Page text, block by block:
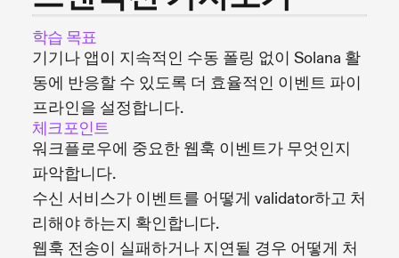
학습 목표
기기나 앱이 지속적인 수동 폴링 없이 Solana 활
동에 반응할 수 있도록 더 효율적인 이벤트 파이
프라인을 설정합니다.
체크포인트
워크플로우에 중요한 웹훅 이벤트가 무엇인지
파악합니다.
수신 서비스가 이벤트를 어떻게 validator하고 처
리해야 하는지 확인합니다.
웹훅 전송이 실패하거나 지연될 경우 어떻게 처